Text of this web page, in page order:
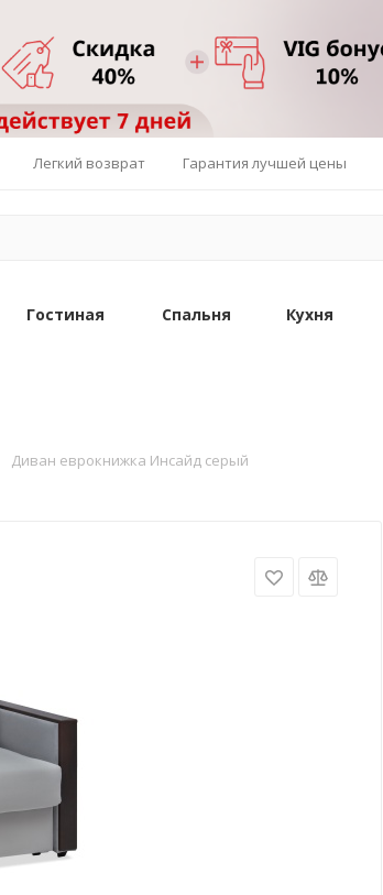
Легкий возврат Гарантия лучшей цены
Гостиная Спальня Кухня
Диван еврокнижка Инсайд серый